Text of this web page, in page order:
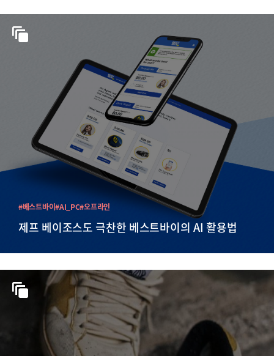
제프 베이조스도 극찬한 베스트바이의 AI 활용법
#베스트바이#AI_PC#오프라인